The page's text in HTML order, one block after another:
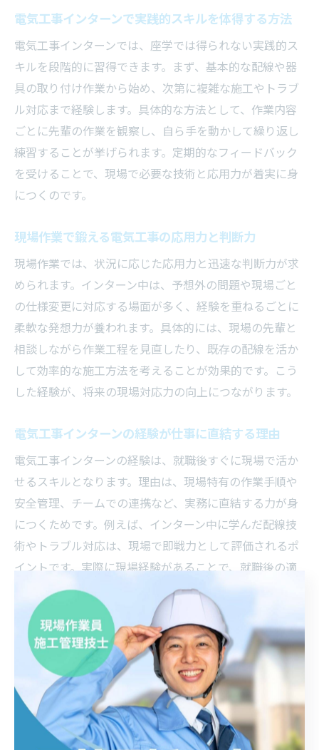
電気工事インターンで実践的スキルを体得する方法
電気工事インターンでは、座学では得られない実践的ス
キルを段階的に習得できます。まず、基本的な配線や器
具の取り付け作業から始め、次第に複雑な施工やトラブ
ル対応まで経験します。具体的な方法として、作業内容
ごとに先輩の作業を観察し、自ら手を動かして繰り返し
練習することが挙げられます。定期的なフィードバック
を受けることで、現場で必要な技術と応用力が着実に身
につくのです。
現場作業で鍛える電気工事の応用力と判断力
現場作業では、状況に応じた応用力と迅速な判断力が求
められます。インターン中は、予想外の問題や現場ごと
の仕様変更に対応する場面が多く、経験を重ねるごとに
柔軟な発想力が養われます。具体的には、現場の先輩と
相談しながら作業工程を見直したり、既存の配線を活か
して効率的な施工方法を考えることが効果的です。こう
した経験が、将来の現場対応力の向上につながります。
電気工事インターンの経験が仕事に直結する理由
電気工事インターンの経験は、就職後すぐに現場で活か
せるスキルとなります。理由は、現場特有の作業手順や
安全管理、チームでの連携など、実務に直結する力が身
につくためです。例えば、インターン中に学んだ配線技
術やトラブル対応は、現場で即戦力として評価されるポ
イントです。実際に現場経験があることで、就職後の適
応力や信頼度が高まり、キャリアアップにつながりま
す。
電気工事のプロが実践する現場対応術を学ぶ
電気工事インターンでは、プロの職人が現場で実践して
いる対応術を直接学べる貴重な機会があります。例え
ば、作業開始前の現場確認や、進行中の安全チェック、
臨機応変な工程調整など、現場で生きるノウハウを間近